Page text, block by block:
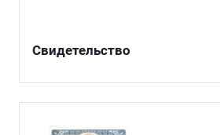
Свидетельство